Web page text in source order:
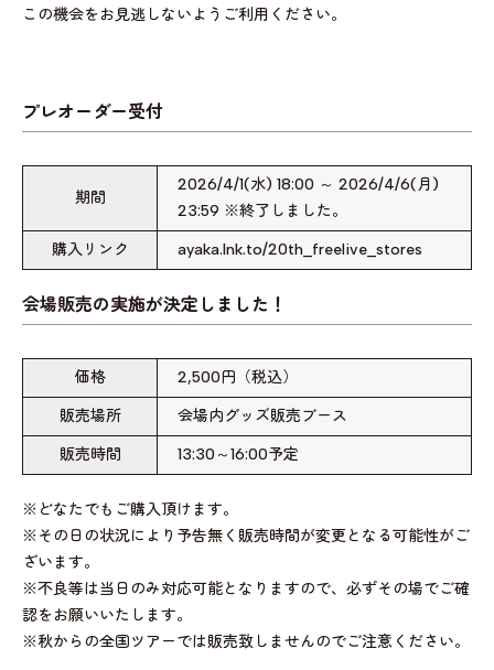
この機会をお見逃しないようご利用ください。
プレオーダー受付
期間
2026/4/1(水) 18:00 ～ 2026/4/6(月)
23:59 ※終了しました。
購入リンク ayaka.lnk.to/20th_freelive_stores
会場販売の実施が決定しました！
価格 2,500円（税込）
販売場所 会場内グッズ販売ブース
販売時間 13:30～16:00予定
※どなたでもご購入頂けます。
※その日の状況により予告無く販売時間が変更となる可能性がご
ざいます。
※不良等は当日のみ対応可能となりますので、必ずその場でご確
認をお願いいたします。
※秋からの全国ツアーでは販売致しませんのでご注意ください。